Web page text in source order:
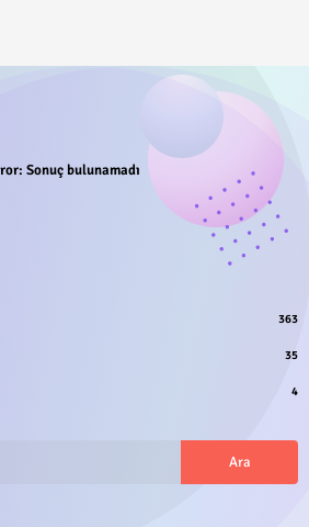
Sonuç bulunamadı
363
35
4